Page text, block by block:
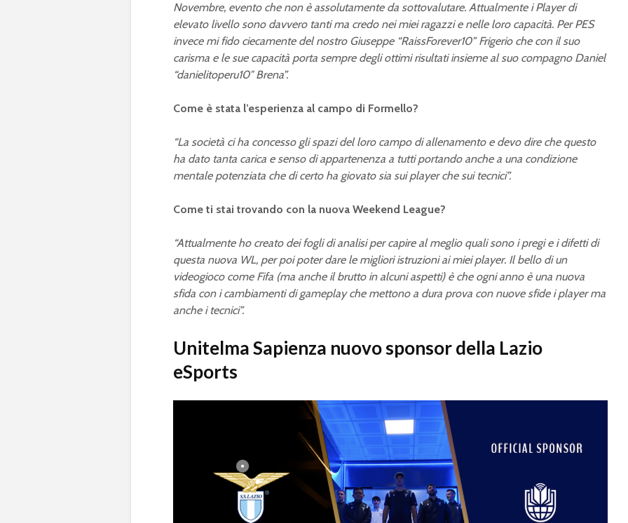
Novembre, evento che non è assolutamente da sottovalutare. Attualmente i Player di
elevato livello sono davvero tanti ma credo nei miei ragazzi e nelle loro capacità. Per PES
invece mi fido ciecamente del nostro Giuseppe “RaissForever10” Frigerio che con il suo
carisma e le sue capacità porta sempre degli ottimi risultati insieme al suo compagno Daniel
“danielitoperu10″ Brena”.
Come è stata l’esperienza al campo di Formello?
“La società ci ha concesso gli spazi del loro campo di allenamento e devo dire che questo
ha dato tanta carica e senso di appartenenza a tutti portando anche a una condizione
mentale potenziata che di certo ha giovato sia sui player che sui tecnici”.
Come ti stai trovando con la nuova Weekend League?
“Attualmente ho creato dei fogli di analisi per capire al meglio quali sono i pregi e i difetti di
questa nuova WL, per poi poter dare le migliori istruzioni ai miei player. Il bello di un
videogioco come Fifa (ma anche il brutto in alcuni aspetti) è che ogni anno è una nuova
sfida con i cambiamenti di gameplay che mettono a dura prova con nuove sfide i player ma
anche i tecnici”.
Unitelma Sapienza nuovo sponsor della Lazio
eSports
dei gironi C e D. Roma
e Juventus seguono
subito dietro
eSerie A TIM
in corsa
18 e il